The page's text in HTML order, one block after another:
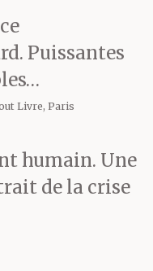
euros
pâtes
du
bières.
en
Puissantes
Livre, Paris
humain. Une
de la crise